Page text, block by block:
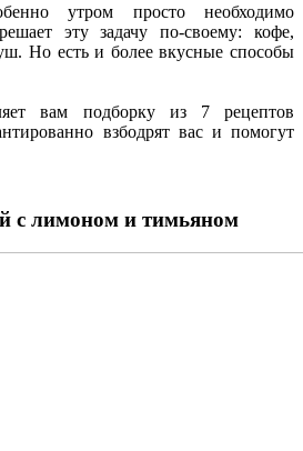
утром просто необходимо
эту задачу по-своему: кофе,
Но есть и более вкусные способы
вам подборку из 7 рецептов
взбодрят вас и помогут
с лимоном и тимьяном